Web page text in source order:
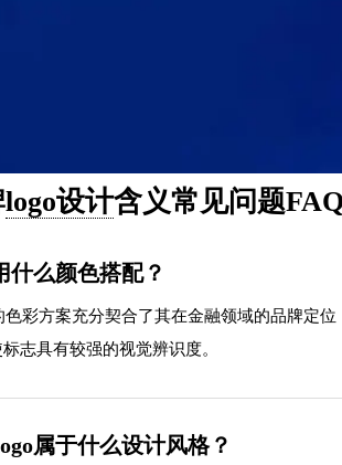
logo设计含义常见问题FAQ
么颜色搭配？
彩方案充分契合了其在金融领域的品牌定
志具有较强的视觉辨识度。
属于什么设计风格？